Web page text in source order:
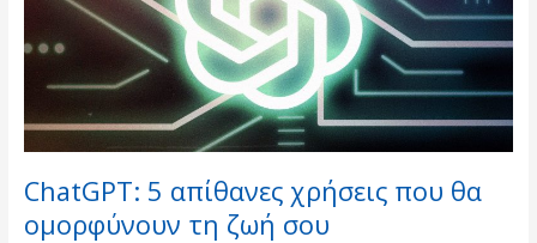
ChatGPT: 5 απίθανες χρήσεις που θα
ομορφύνουν τη ζωή σου
θα
ομορφύνουν
ζωή